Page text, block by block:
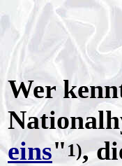
Wer
eins"1),